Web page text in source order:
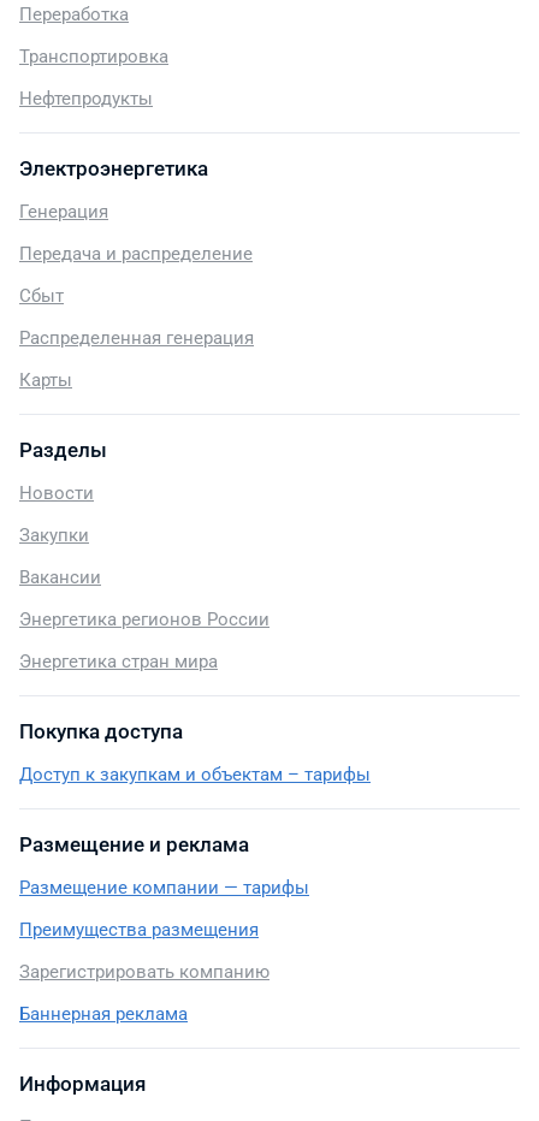
Переработка
Транспортировка
Нефтепродукты
Электроэнергетика
Генерация
Передача и распределение
Сбыт
Распределенная генерация
Карты
Разделы
Новости
Закупки
Вакансии
Энергетика регионов России
Энергетика стран мира
Покупка доступа
Доступ к закупкам и объектам – тарифы
Размещение и реклама
Размещение компании — тарифы
Преимущества размещения
Зарегистрировать компанию
Баннерная реклама
Информация